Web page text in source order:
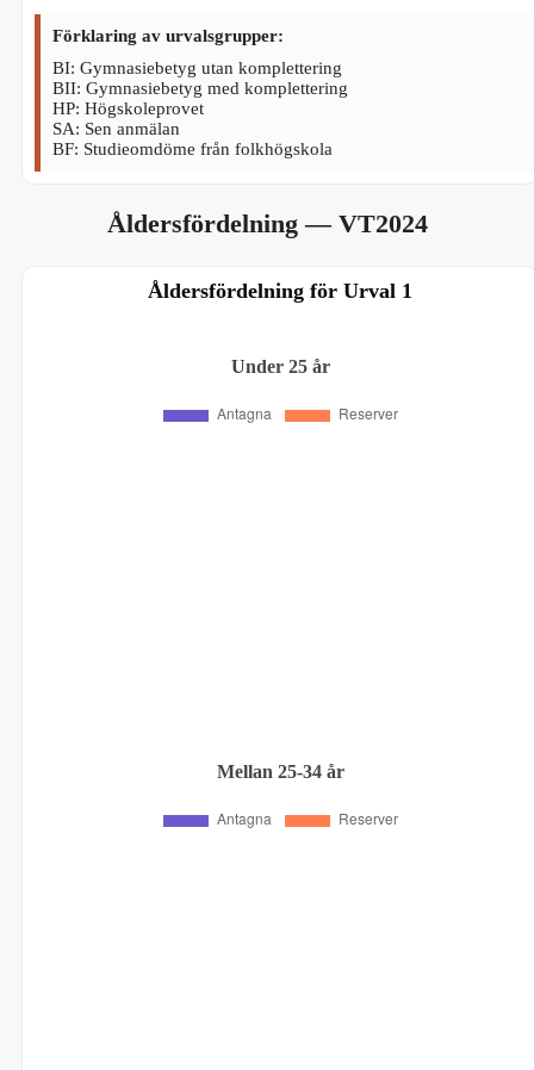
Förklaring av urvalsgrupper:
BI: Gymnasiebetyg utan komplettering
BII: Gymnasiebetyg med komplettering
HP: Högskoleprovet
SA: Sen anmälan
BF: Studieomdöme från folkhögskola
Åldersfördelning— VT2024
Åldersfördelning för Urval 1
Under 25 år
Mellan 25-34 år